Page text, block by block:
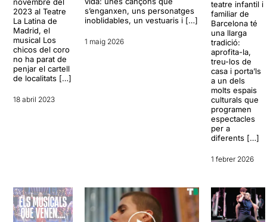
2023 al Teatre
La Latina de
Madrid, el
musical Los
chicos del coro
no ha parat de
penjar el cartell
de localitats […]
18 abril 2023
s’enganxen, uns personatges
inoblidables, un vestuaris i […]
1 maig 2026
teatre infantil i
familiar de
Barcelona té
una llarga
tradició:
aprofita-la,
treu-los de
casa i porta’ls
a un dels
molts espais
culturals que
programen
espectacles
per a
diferents […]
1 febrer 2026